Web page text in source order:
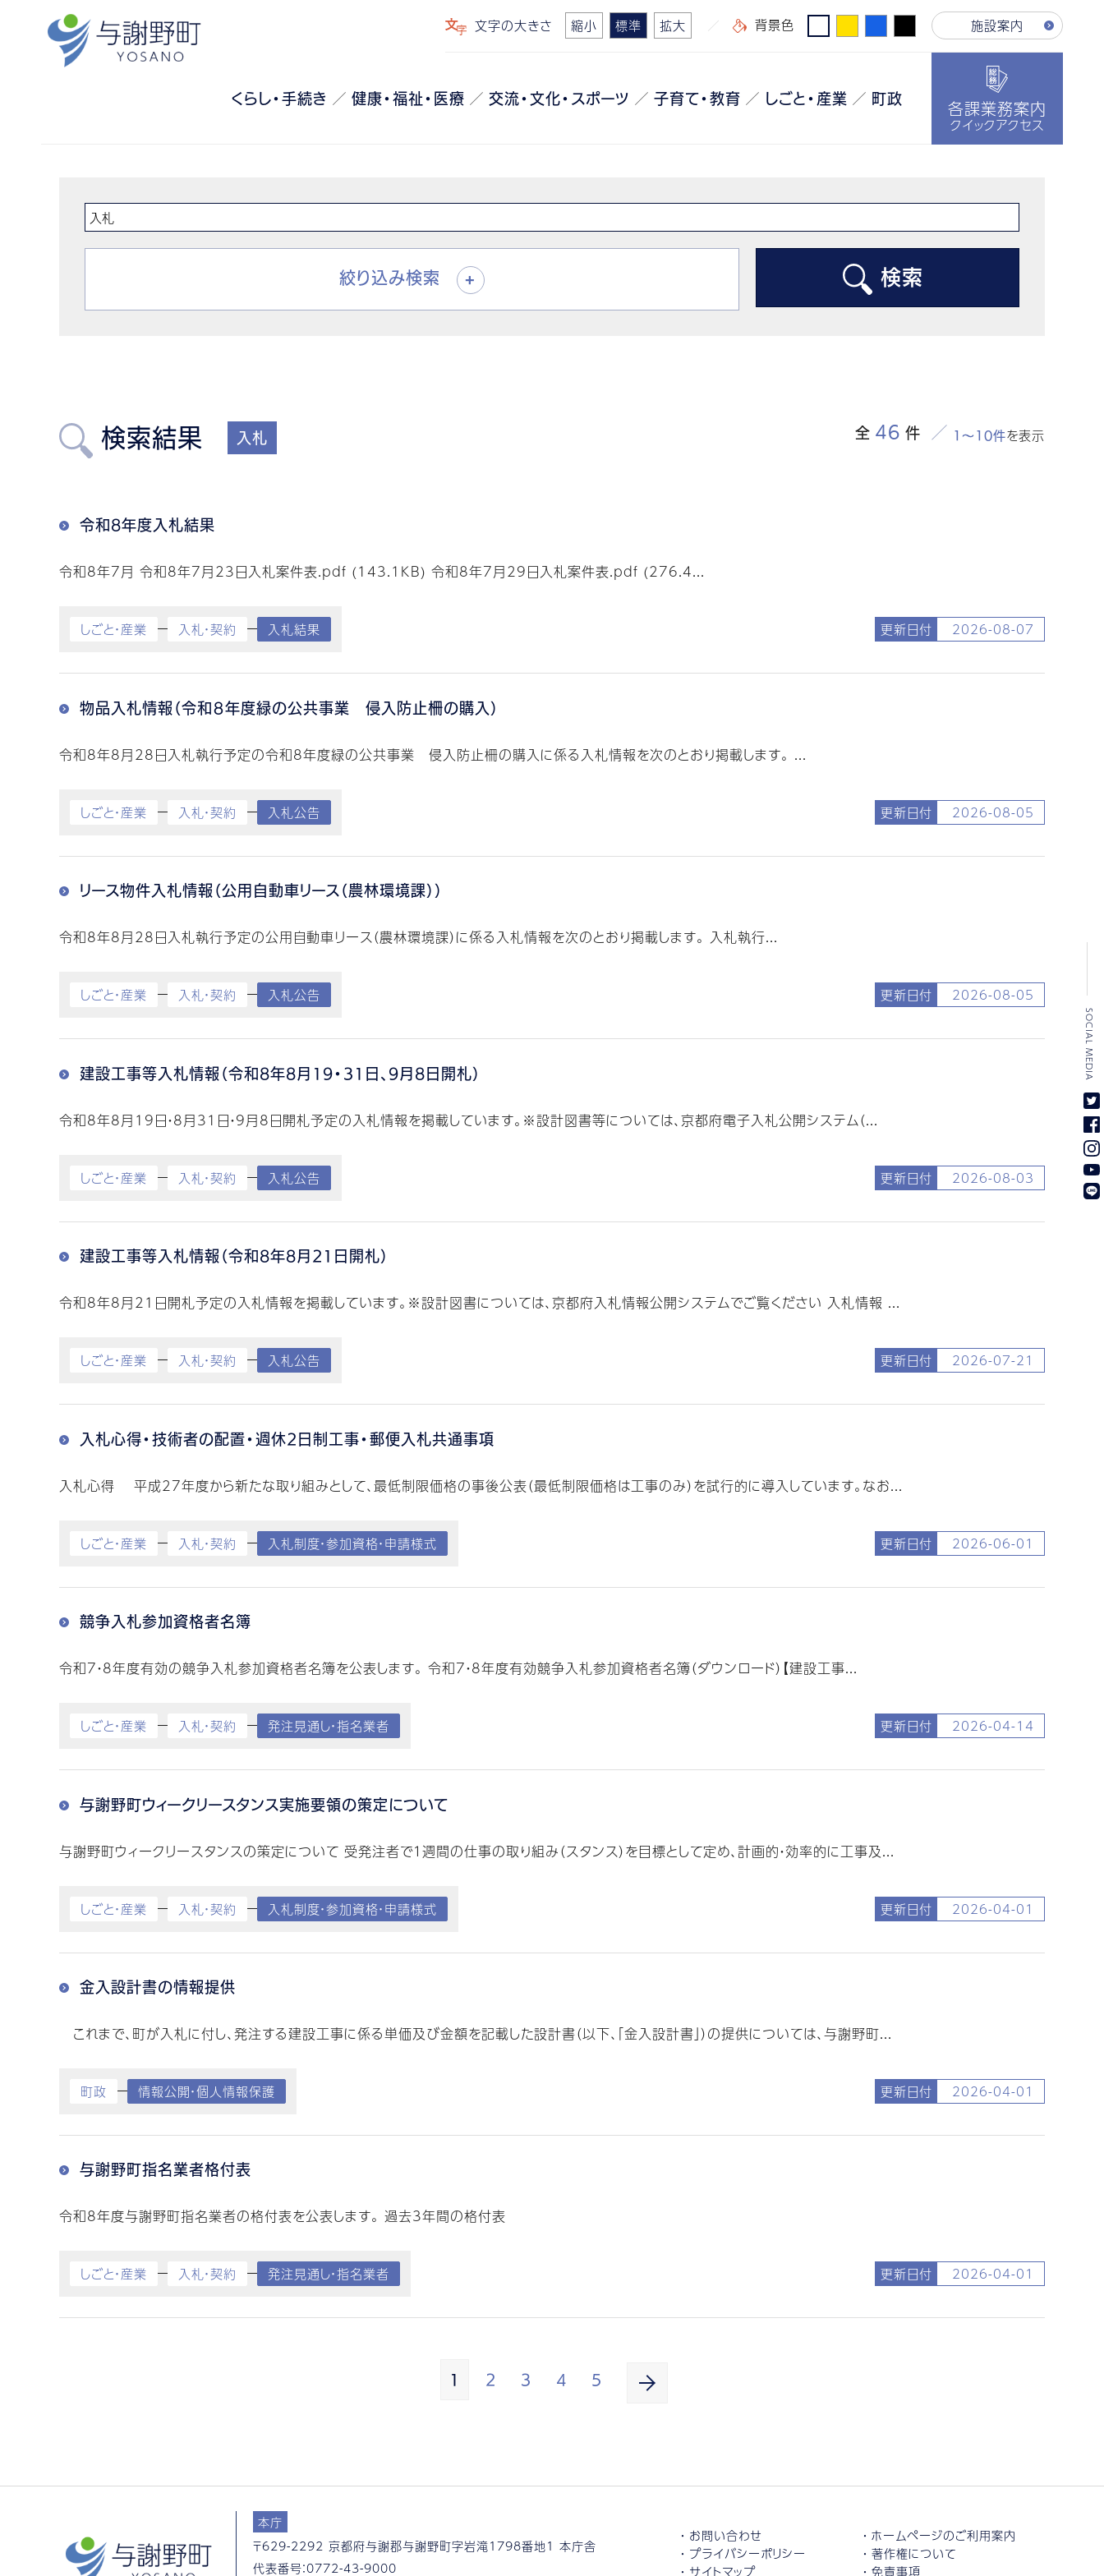
文字の大きさ 縮小 標準 拡大 背景色 施設案内
くらし・手続き 健康・福祉・医療 交流・文化・スポーツ 子育て・教育 しごと・産業 町政 各課業務案内
クイックアクセス
絞り込み検索 + 検索
検索結果 入札 全 46 件 1～10件を表示
令和8年度入札結果
令和8年7月 令和8年7月23日入札案件表.pdf (143.1KB) 令和8年7月29日入札案件表.pdf (276.4...
しごと・産業 入札・契約 入札結果 更新日付 2026-08-07
物品入札情報（令和８年度緑の公共事業 侵入防止柵の購入）
令和8年8月28日入札執行予定の令和8年度緑の公共事業 侵入防止柵の購入に係る入札情報を次のとおり掲載します。 ...
しごと・産業 入札・契約 入札公告 更新日付 2026-08-05
リース物件入札情報（公用自動車リース（農林環境課））
令和8年8月28日入札執行予定の公用自動車リース（農林環境課）に係る入札情報を次のとおり掲載します。 入札執行...
しごと・産業 入札・契約 入札公告 更新日付 2026-08-05
建設工事等入札情報（令和8年8月19・31日、9月8日開札）
令和8年8月19日・8月31日・9月8日開札予定の入札情報を掲載しています。※設計図書等については、京都府電子入札公開システム（...
しごと・産業 入札・契約 入札公告 更新日付 2026-08-03
建設工事等入札情報（令和8年8月21日開札）
令和8年8月21日開札予定の入札情報を掲載しています。※設計図書については、京都府入札情報公開システムでご覧ください 入札情報 ...
しごと・産業 入札・契約 入札公告 更新日付 2026-07-21
入札心得・技術者の配置・週休2日制工事・郵便入札共通事項
入札心得 平成27年度から新たな取り組みとして、最低制限価格の事後公表（最低制限価格は工事のみ）を試行的に導入しています。なお...
しごと・産業 入札・契約 入札制度・参加資格・申請様式 更新日付 2026-06-01
競争入札参加資格者名簿
令和7・8年度有効の競争入札参加資格者名簿を公表します。 令和7・8年度有効競争入札参加資格者名簿（ダウンロード）【建設工事...
しごと・産業 入札・契約 発注見通し・指名業者 更新日付 2026-04-14
与謝野町ウィークリースタンス実施要領の策定について
与謝野町ウィークリースタンスの策定について 受発注者で１週間の仕事の取り組み（スタンス）を目標として定め、計画的・効率的に工事及...
しごと・産業 入札・契約 入札制度・参加資格・申請様式 更新日付 2026-04-01
金入設計書の情報提供
これまで、町が入札に付し、発注する建設工事に係る単価及び金額を記載した設計書（以下、「金入設計書」）の提供については、与謝野町...
町政 情報公開・個人情報保護 更新日付 2026-04-01
与謝野町指名業者格付表
令和8年度与謝野町指名業者の格付表を公表します。 過去3年間の格付表
しごと・産業 入札・契約 発注見通し・指名業者 更新日付 2026-04-01
1 2 3 4 5
本庁
〒629-2292 京都府与謝郡与謝野町字岩滝1798番地1 本庁舎
代表番号：0772-43-9000
お問い合わせ
ホームページのご利用案内
プライバシーポリシー
著作権について
サイトマップ
免責事項
SOCIAL MEDIA